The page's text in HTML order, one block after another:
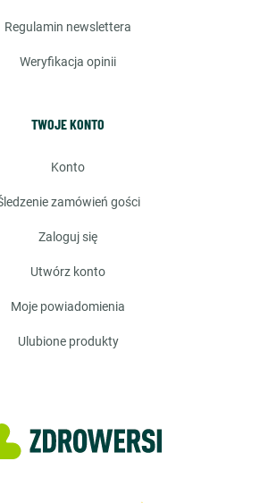
regulamin newslettera
weryfikacja opinii
TWOJE KONTO
konto
śledzenie zamówień gości
zaloguj się
utwórz konto
moje powiadomienia
ulubione produkty